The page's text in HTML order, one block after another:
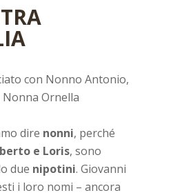
con Nonno Antonio,
Nonna Ornella
dire nonni, perché
e Loris, sono
due nipotini. Giovanni
i loro nomi – ancora